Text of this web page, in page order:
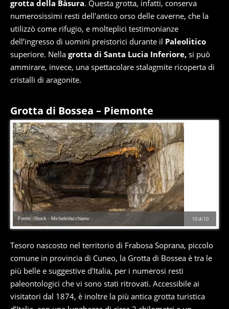
grotta della Bàsura. Questa grotta, infatti, conserva
numerosissimi resti dell'antico orso delle caverne, che la
utilizzò come rifugio, e molteplici testimonianze
dell’ingresso di uomini preistorici durante il Paleolitico
superiore. Nella grotta di Santa Lucia Inferiore, si può
ammirare, invece, una spettacolare stalagmite ricoperta di
cristalli di aragonite.
Grotta di Bossea – Piemonte
10di 10
Fonte: iStock - MicheleVacchiano
Tesoro nascosto nel territorio di Frabosa Soprana, piccolo
comune in provincia di Cuneo, la Grotta di Bossea è tra le
più belle e suggestive d'Italia, per i numerosi resti
paleontologici che vi sono stati ritrovati. Accessibile ai
visitatori dal 1874, è inoltre la più antica grotta turistica